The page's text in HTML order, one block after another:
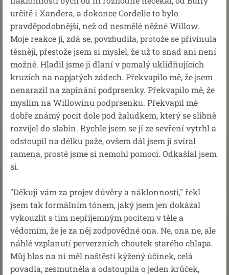
určitě i Xandera, a dokonce Cordelie to bylo
pravděpodobnější, než od nesmělé něžné Willow.
Moje reakce jí, zdá se, povzbudila, protože se přivinula
těsněji, přestože jsem si myslel, že už to snad ani není
možné. Hladil jsme ji dlaní v pomalý uklidňujících
kruzích na napjatých zádech. Překvapilo mě, že jsem
nenarazil na zapínání podprsenky. Překvapilo mě, že
myslím na Willowinu podprsenku. Překvapil mě
dobře známý pocit dole pod žaludkem, který se slibně
rozvíjel do slabin. Rychle jsem se jí ze sevření vytrhl a
odstoupil na délku paže, ovšem dál jsem jí svíral
ramena, prostě jsme si nemohl pomoci. Odkašlal jsem
si.
"Děkuji vám za projev důvěry a náklonnosti," řekl
jsem tak formálním tónem, jaký jsem jen dokázal
vykouzlit s tím nepříjemným pocitem v těle a
vědomím, že je za něj zodpovědné ona. Ne, ona ne, ale
náhlé vzplanutí perverzních choutek starého chlapa.
Můj hlas na ni měl naštěstí kýžený účinek, celá
povadla, zesmutněla a odstoupila o jeden krůček,